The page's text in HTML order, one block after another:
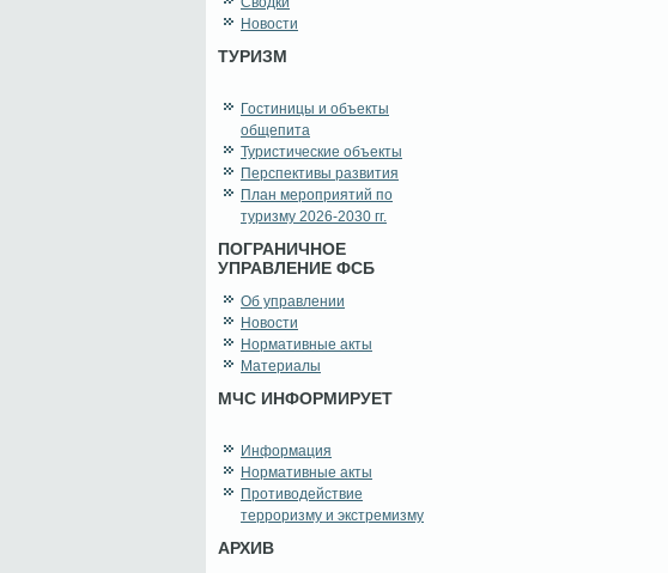
Новости
ТУРИЗМ
Гостиницы и объекты
общепита
Туристические объекты
Перспективы развития
План мероприятий по
туризму 2026-2030 гг.
ПОГРАНИЧНОЕ
УПРАВЛЕНИЕ ФСБ
Об управлении
Новости
Нормативные акты
Материалы
МЧС ИНФОРМИРУЕТ
Информация
Нормативные акты
Противодействие
терроризму и экстремизму
АРХИВ